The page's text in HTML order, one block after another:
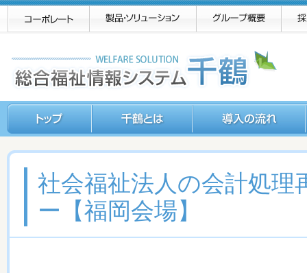
社会福祉法人の会計処理
ー【福岡会場】